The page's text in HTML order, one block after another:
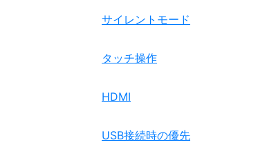
サイレントモード
タッチ操作
HDMI
USB接続時の優先